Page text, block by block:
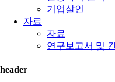
기업살인
자료
자료
연구보고서 및
header